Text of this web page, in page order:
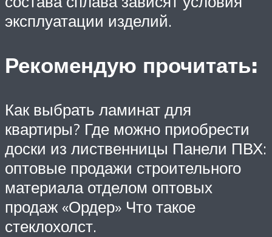
эксплуатации изделий.
Рекомендую прочитать:
Как выбрать ламинат для
квартиры? Где можно приобрести
доски из лиственницы Панели ПВХ:
оптовые продажи строительного
материала отделом оптовых
продаж «Ордер» Что такое
стеклохолст.